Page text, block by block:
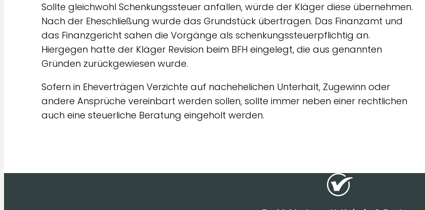
Sollte gleichwohl Schenkungssteuer anfallen, würde der Kläger diese übernehmen.
Nach der Eheschließung wurde das Grundstück übertragen. Das Finanzamt und
das Finanzgericht sahen die Vorgänge als schenkungssteuerpflichtig an.
Hiergegen hatte der Kläger Revision beim BFH eingelegt, die aus genannten
Gründen zurückgewiesen wurde.
Sofern in Eheverträgen Verzichte auf nachehelichen Unterhalt, Zugewinn oder
andere Ansprüche vereinbart werden sollen, sollte immer neben einer rechtlichen
auch eine steuerliche Beratung eingeholt werden.